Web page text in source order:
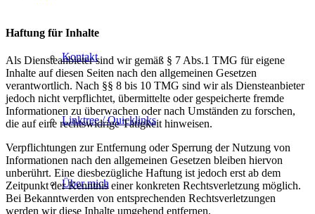
Kontakt
Linktree / Quicklinks
Über mich
Haftung für Inhalte
Als Diensteanbieter sind wir gemäß § 7 Abs.1 TMG für eigene
Inhalte auf diesen Seiten nach den allgemeinen Gesetzen
verantwortlich. Nach §§ 8 bis 10 TMG sind wir als Diensteanbieter
jedoch nicht verpflichtet, übermittelte oder gespeicherte fremde
Informationen zu überwachen oder nach Umständen zu forschen,
die auf eine rechtswidrige Tätigkeit hinweisen.
Verpflichtungen zur Entfernung oder Sperrung der Nutzung von
Informationen nach den allgemeinen Gesetzen bleiben hiervon
unberührt. Eine diesbezügliche Haftung ist jedoch erst ab dem
Zeitpunkt der Kenntnis einer konkreten Rechtsverletzung möglich.
Bei Bekanntwerden von entsprechenden Rechtsverletzungen
werden wir diese Inhalte umgehend entfernen.